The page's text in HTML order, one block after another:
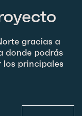
gracias a
donde podrás
los principales